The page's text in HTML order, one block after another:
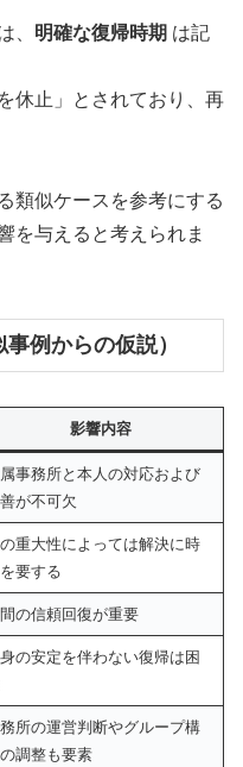
、 明確な復帰時期 は記
休止」とされており、再
類似ケースを参考にする
を与えると考えられま
例からの仮説）
影響内容
事務所と本人の対応および
が不可欠
重大性によっては解決に時
要する
の信頼回復が重要
の安定を伴わない復帰は困
所の運営判断やグループ構
調整も要素